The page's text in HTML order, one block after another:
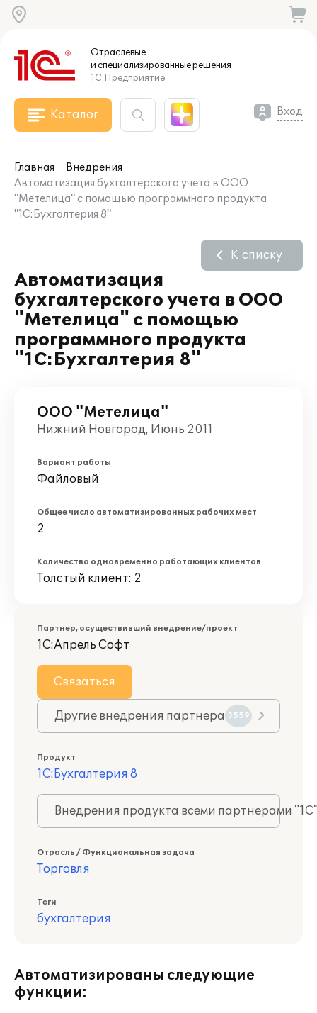
Отраслевые
и специализированныерешения
1С:Предприятие
Каталог Вход
Главная
Внедрения
Автоматизация бухгалтерского учета в ООО
"Метелица" с помощью программного продукта
"1С:Бухгалтерия 8"
Автоматизация
бухгалтерского учета в ООО
"Метелица" с помощью
программного продукта
"1С:Бухгалтерия 8"
К списку
ООО "Метелица"
Нижний Новгород, Июнь 2011
Вариант работы
Файловый
Общее число автоматизированных рабочих мест
2
Количество одновременно работающих клиентов
Толстый клиент: 2
Партнер, осуществивший внедрение/проект
1С:Апрель Софт
Связаться
Другие внедрения партнера 3559
Продукт
1С:Бухгалтерия 8
Внедрения продукта всеми партнерами
Отрасль / Функциональная задача
Торговля
Теги
бухгалтерия
Автоматизированы следующие
функции: